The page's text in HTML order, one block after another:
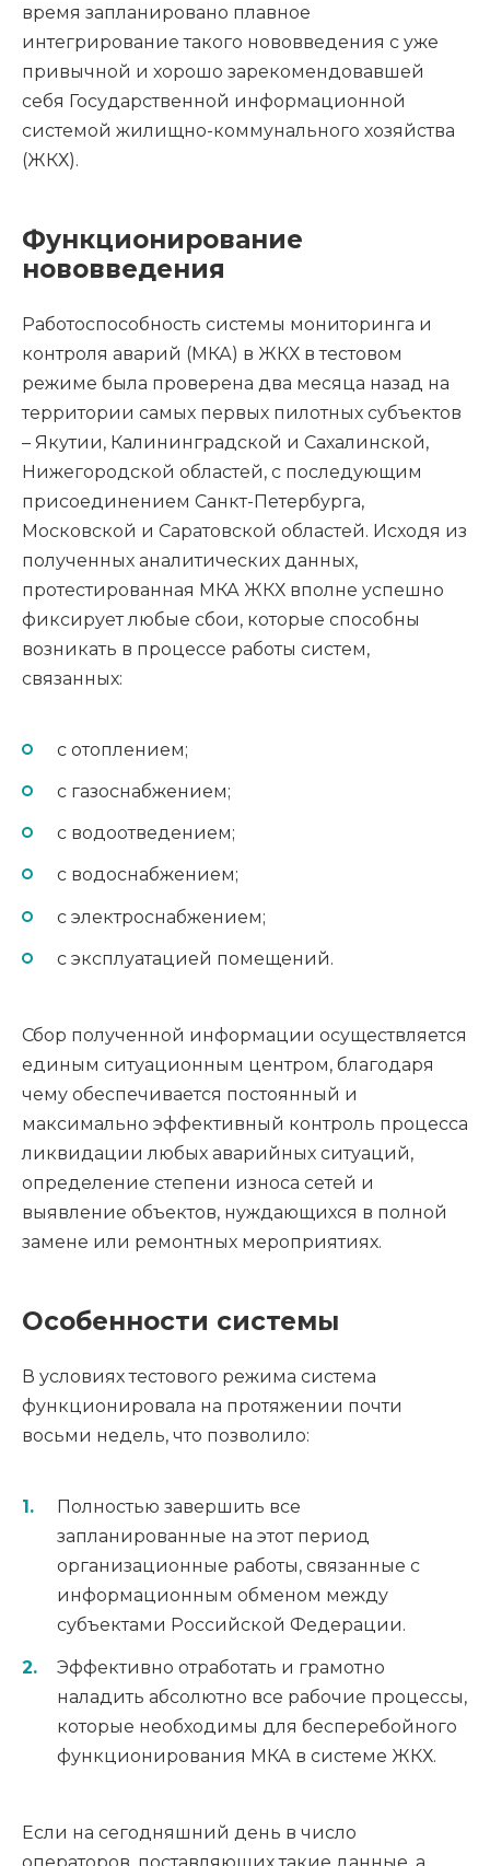
время запланировано плавное
интегрирование такого нововведения с уже
привычной и хорошо зарекомендовавшей
себя Государственной информационной
системой жилищно-коммунального хозяйства
(ЖКХ).
Функционирование
нововведения
Работоспособность системы мониторинга и
контроля аварий (МКА) в ЖКХ в тестовом
режиме была проверена два месяца назад на
территории самых первых пилотных субъектов
– Якутии, Калининградской и Сахалинской,
Нижегородской областей, с последующим
присоединением Санкт-Петербурга,
Московской и Саратовской областей. Исходя из
полученных аналитических данных,
протестированная МКА ЖКХ вполне успешно
фиксирует любые сбои, которые способны
возникать в процессе работы систем,
связанных:
с отоплением;
с газоснабжением;
с водоотведением;
с водоснабжением;
с электроснабжением;
с эксплуатацией помещений.
Сбор полученной информации осуществляется
единым ситуационным центром, благодаря
чему обеспечивается постоянный и
максимально эффективный контроль процесса
ликвидации любых аварийных ситуаций,
определение степени износа сетей и
выявление объектов, нуждающихся в полной
замене или ремонтных мероприятиях.
Особенности системы
В условиях тестового режима система
функционировала на протяжении почти
восьми недель, что позволило:
Полностью завершить все
запланированные на этот период
организационные работы, связанные с
информационным обменом между
субъектами Российской Федерации.
Эффективно отработать и грамотно
наладить абсолютно все рабочие процессы,
которые необходимы для бесперебойного
функционирования МКА в системе ЖКХ.
Если на сегодняшний день в число